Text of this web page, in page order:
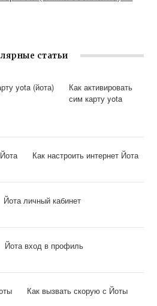
статьи
Как активировать
сим карту yota
Как настроить интернет Йота
Йота личный кабинет
Йота вход в профиль
Как вызвать скорую с Йоты